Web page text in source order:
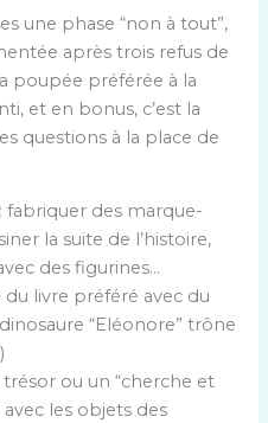
une phase “non à tout”,
après trois refus de
poupée préférée à la
et en bonus, c’est la
questions à la place de
fabriquer des marque-
la suite de l’histoire,
des figurines…
livre préféré avec du
“Eléonore” trône
ou un “cherche et
les objets des